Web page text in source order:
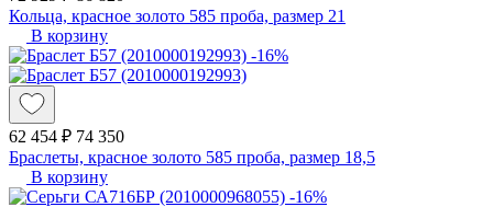
Кольца, красное золото 585 проба, размер 21
В корзину
-16%
62 454 ₽ 74 350
Браслеты, красное золото 585 проба, размер 18,5
В корзину
-16%